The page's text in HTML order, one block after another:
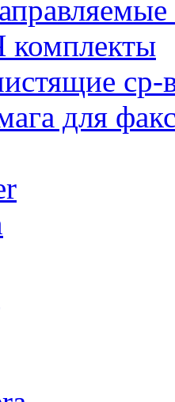
ср-
для